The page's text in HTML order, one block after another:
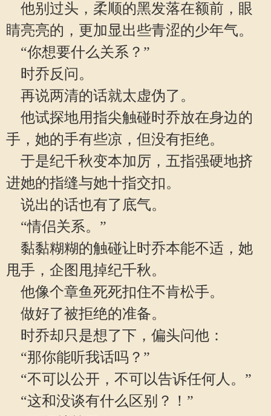
他别过头，柔顺的黑发落在额前，眼
睛亮亮的，更加显出些青涩的少年气。
“你想要什么关系？”
时乔反问。
再说两清的话就太虚伪了。
他试探地用指尖触碰时乔放在身边的
手，她的手有些凉，但没有拒绝。
于是纪千秋变本加厉，五指强硬地挤
进她的指缝与她十指交扣。
说出的话也有了底气。
“情侣关系。”
黏黏糊糊的触碰让时乔本能不适，她
甩手，企图甩掉纪千秋。
他像个章鱼死死扣住不肯松手。
做好了被拒绝的准备。
时乔却只是想了下，偏头问他：
“那你能听我话吗？”
“不可以公开，不可以告诉任何人。”
“这和没谈有什么区别？！”